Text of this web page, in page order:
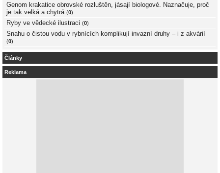
Genom krakatice obrovské rozluštěn, jásají biologové. Naznačuje, proč
je tak velká a chytrá (0)
Ryby ve vědecké ilustraci (0)
Snahu o čistou vodu v rybnících komplikují invazní druhy – i z akvárií
(0)
Články
Reklama